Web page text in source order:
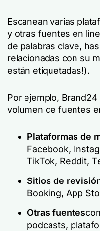
Escanean varias
y otras fuentes en
de palabras clave,
relacionadas con su
están etiquetadas!).
Por ejemplo,
volumen de fuentes
Plataformas de
Facebook,
TikTok, Reddit,
Sitios de
Booking, App
Otras fuentes
podcasts,